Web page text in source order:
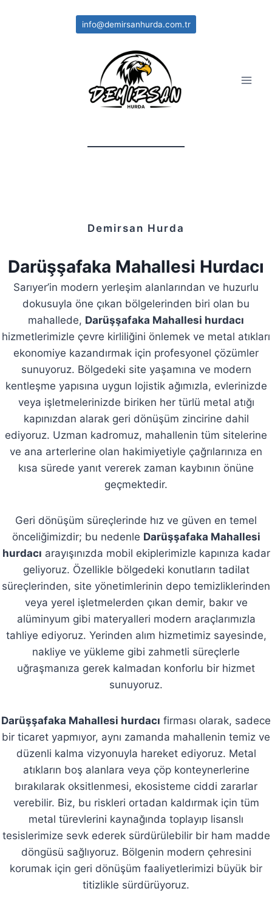
info@demirsanhurda.com.tr
Demirsan Hurda
Darüşşafaka Mahallesi Hurdacı
Sarıyer’in modern yerleşim alanlarından ve huzurlu
dokusuyla öne çıkan bölgelerinden biri olan bu
mahallede, Darüşşafaka Mahallesi hurdacı
hizmetlerimizle çevre kirliliğini önlemek ve metal atıkları
ekonomiye kazandırmak için profesyonel çözümler
sunuyoruz. Bölgedeki site yaşamına ve modern
kentleşme yapısına uygun lojistik ağımızla, evlerinizde
veya işletmelerinizde biriken her türlü metal atığı
kapınızdan alarak geri dönüşüm zincirine dahil
ediyoruz. Uzman kadromuz, mahallenin tüm sitelerine
ve ana arterlerine olan hakimiyetiyle çağrılarınıza en
kısa sürede yanıt vererek zaman kaybının önüne
geçmektedir.
Geri dönüşüm süreçlerinde hız ve güven en temel
önceliğimizdir; bu nedenle Darüşşafaka Mahallesi
hurdacı arayışınızda mobil ekiplerimizle kapınıza kadar
geliyoruz. Özellikle bölgedeki konutların tadilat
süreçlerinden, site yönetimlerinin depo temizliklerinden
veya yerel işletmelerden çıkan demir, bakır ve
alüminyum gibi materyalleri modern araçlarımızla
tahliye ediyoruz. Yerinden alım hizmetimiz sayesinde,
nakliye ve yükleme gibi zahmetli süreçlerle
uğraşmanıza gerek kalmadan konforlu bir hizmet
sunuyoruz.
Darüşşafaka Mahallesi hurdacı firması olarak, sadece
bir ticaret yapmıyor, aynı zamanda mahallenin temiz ve
düzenli kalma vizyonuyla hareket ediyoruz. Metal
atıkların boş alanlara veya çöp konteynerlerine
bırakılarak oksitlenmesi, ekosisteme ciddi zararlar
verebilir. Biz, bu riskleri ortadan kaldırmak için tüm
metal türevlerini kaynağında toplayıp lisanslı
tesislerimize sevk ederek sürdürülebilir bir ham madde
döngüsü sağlıyoruz. Bölgenin modern çehresini
korumak için geri dönüşüm faaliyetlerimizi büyük bir
titizlikle sürdürüyoruz.